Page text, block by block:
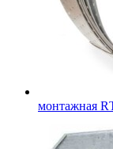
монтажная